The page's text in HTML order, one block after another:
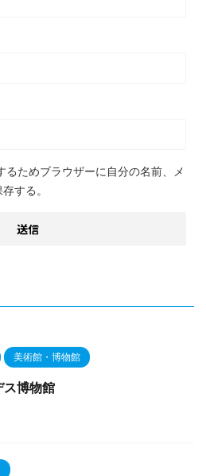
るためブラウザーに自分の名前、メ
する。
美術館・博物館
ス博物館